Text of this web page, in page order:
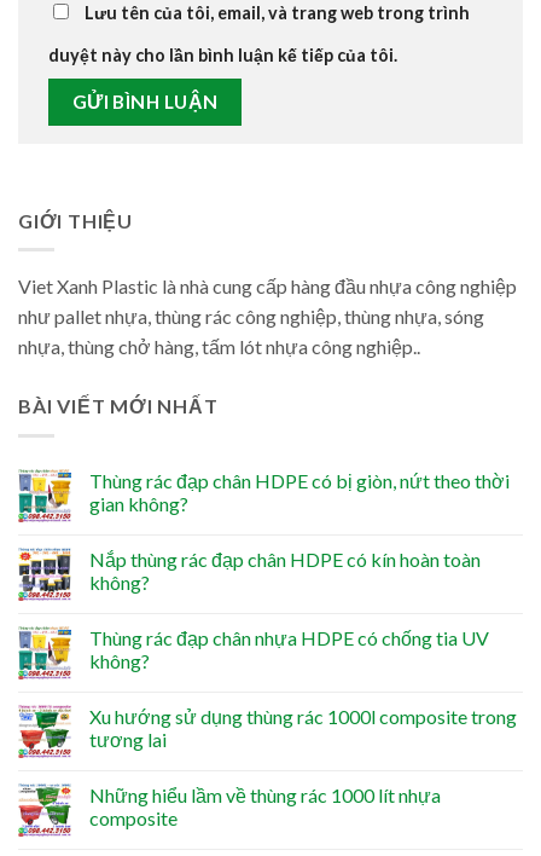
Lưu tên của tôi, email, và trang web trong trình
duyệt này cho lần bình luận kế tiếp của tôi.
GIỚI THIỆU
Viet Xanh Plastic là nhà cung cấp hàng đầu nhựa công nghiệp
như pallet nhựa, thùng rác công nghiệp, thùng nhựa, sóng
nhựa, thùng chở hàng, tấm lót nhựa công nghiệp..
BÀI VIẾT MỚI NHẤT
Thùng rác đạp chân HDPE có bị giòn, nứt theo thời
gian không?
Nắp thùng rác đạp chân HDPE có kín hoàn toàn
không?
Thùng rác đạp chân nhựa HDPE có chống tia UV
không?
Xu hướng sử dụng thùng rác 1000l composite trong
tương lai
Những hiểu lầm về thùng rác 1000 lít nhựa
composite